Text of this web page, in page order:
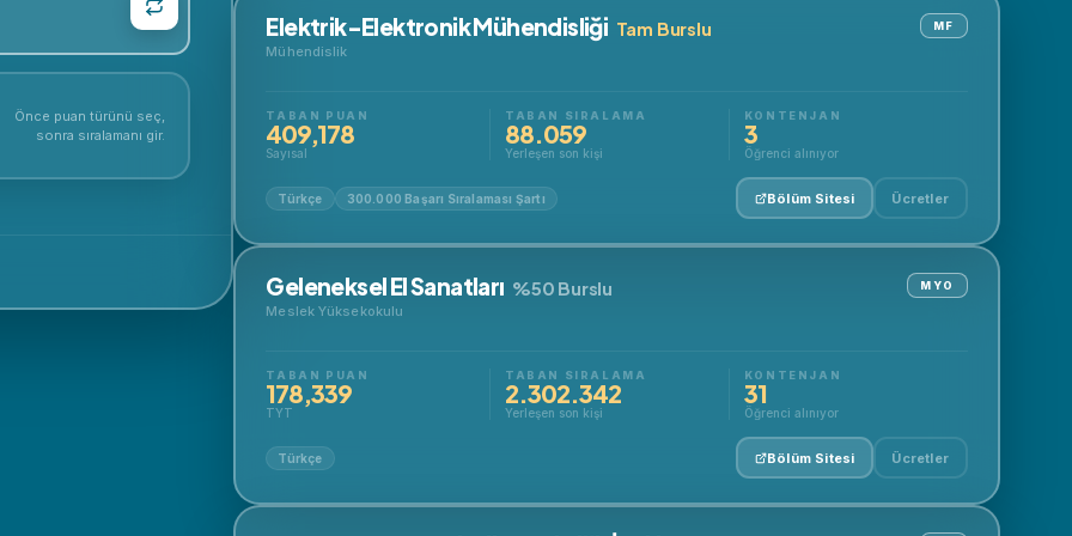
Önce puan türünü seç,
sonra sıralamanı gir.
Elektrik-Elektronik Mühendisliği Tam Burslu
Mühendislik
MF
TABAN PUAN
409,178
Sayısal
TABAN SIRALAMA
88.059
Yerleşen son kişi
KONTENJAN
3
Öğrenci alınıyor
Türkçe 300.000 Başarı Sıralaması Şartı Bölüm Sitesi Ücretler
Geleneksel El Sanatları %50 Burslu
Meslek Yüksekokulu
MYO
TABAN PUAN
178,339
TYT
TABAN SIRALAMA
2.302.342
Yerleşen son kişi
KONTENJAN
31
Öğrenci alınıyor
Türkçe Bölüm Sitesi Ücretler